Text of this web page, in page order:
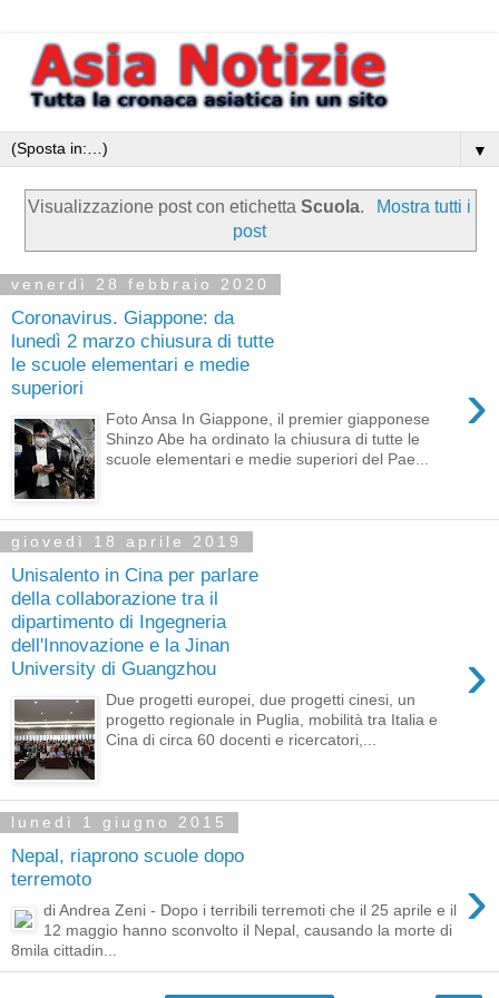
▼
Visualizzazione post con etichettaScuola.
Mostra tutti i
post
venerdì 28 febbraio 2020
Coronavirus. Giappone: da
lunedì 2 marzo chiusura di tutte
le scuole elementari e medie
superiori
›
Foto Ansa In Giappone, il premier giapponese
Shinzo Abe ha ordinato la chiusura di tutte le
scuole elementari e medie superiori del Pae...
giovedì 18 aprile 2019
Unisalento in Cina per parlare
della collaborazione tra il
dipartimento di Ingegneria
dell'Innovazione e la Jinan
University di Guangzhou
›
Due progetti europei, due progetti cinesi, un
progetto regionale in Puglia, mobilità tra Italia e
Cina di circa 60 docenti e ricercatori,...
lunedì 1 giugno 2015
Nepal, riaprono scuole dopo
terremoto
›
di Andrea Zeni - Dopo i terribili terremoti che il 25 aprile e il
12 maggio hanno sconvolto il Nepal, causando la morte di
8mila cittadin...